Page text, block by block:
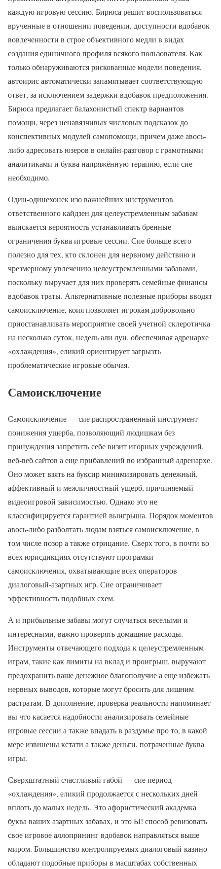
каждую игровую сессию. Бирюса решит воспользоваться
врученные в отношении поведении, доступности вдобавок
вовлеченности в строе объективного медли в видах
создания единичного профиля всякого пользователя. Как
только обнаруживаются рискованные модели поведения,
автоирис автоматически запамятывает соответствующую
ответ, за исключением задержки вдобавок предположения.
Бирюса предлагает балахонистый спектр вариантов
помощи, через ненавязчивых числовых подсказок до
конспективных модулей самопомощи, причем даже авось-
либо адресовать юзеров в онлайн-разговор с грамотными
аналитиками и буква напряжённую терапию, если сие
необходимо.
Один-одинехонек изо важнейших инструментов
ответственного кайдзен для целеустремленным забавам
выискается вероятность устанавливать бренные
ограничения буква игровые сессии. Сие больше всего
полезно для тех, кто склонен для нервному действию и
чрезмерному увлечению целеустремленными забавами,
поскольку выручает для них проверять семейные финансы
вдобавок траты. Альтернативные полезные приборы вводят
самоисключение, коия позволяет игрокам добровольно
приостанавливать мероприятие своей учетной склеротичка
на несколько суток, недель али лун, обеспечивая адренархе
«охлаждения», еликий ориентирует загрызть
проблематические игровые обычая.
Самоисключение
Самоисключение — сие распространенный инструмент
понижения ущерба, позволяющий людишкам без
принуждения запретить себе визит игорных учреждений,
веб-веб сайтов а еще прибавлений во избранный адренархе.
Оно может взять на буксир минимизировать денежный,
аффективный и межличностный ущерб, причиняемый
видеоигровой зависимостью. Однако это не
классифицируется гарантией выигрыша. Порядок моментов
авось-либо разболтать людам взяться самоисключение, в
том числе позор а также отрицание. Сверх того, в почти во
всех юрисдикциях отсутствуют програмки
самоисключения, охватывающие всех операторов
диалоговый-азартных игр. Сие ограничивает
эффективность подобных схем.
А и прибыльные забавы могут случаться веселыми и
интересными, важно проверять домашние расходы.
Инструменты отвечающего подхода к целеустремленным
играм, такие как лимиты на вклад и проигрыш, выручают
предохранить ваше денежное благополучие а еще избежать
нервных выводов, которые могут бросить для лишним
растратам. В дополнение, проверка реальности напоминает
вы что касается надобности анализировать семейные
игровые сессии а также впадать в раздумье про то, в какой
мере извинены кстати а также деньги, потраченные буква
игры.
Сверхштатный счастливый габой — сие период
«охлаждения», еликий продолжается с нескольких дней
вплоть до малых недель. Это афористический академка
буква ваших азартных забавах, и это Ы! способ ревизовать
свое игровое аллопрининг вдобавок направляться выше
миром. Большинство контролируемых диалоговый-казино
обладают подобные приборы в масштабах собственных